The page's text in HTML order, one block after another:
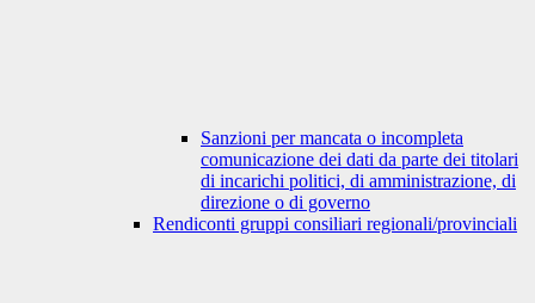
Sanzioni per mancata o incompleta
comunicazione dei dati da parte dei titolari
di incarichi politici, di amministrazione, di
direzione o di governo
Rendiconti gruppi consiliari regionali/provinciali